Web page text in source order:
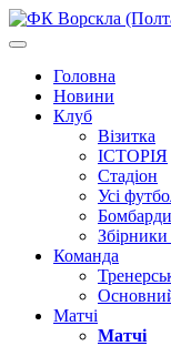
Головна
Новини
Клуб
Візитка
ІСТОРІЯ
Стадіон
Усі
Команда
Матчі
Матчі